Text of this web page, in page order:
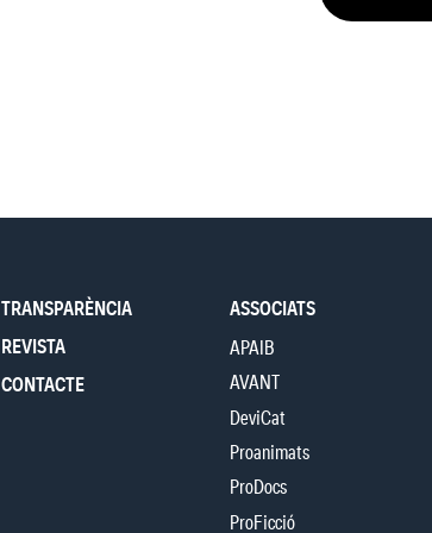
TRANSPARÈNCIA
REVISTA
CONTACTE
ASSOCIATS
APAIB
AVANT
DeviCat
Proanimats
ProDocs
ProFicció